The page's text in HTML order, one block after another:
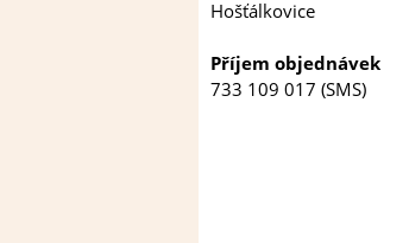
Hošťálkovice
Příjem objednávek
733 109 017 (SMS)